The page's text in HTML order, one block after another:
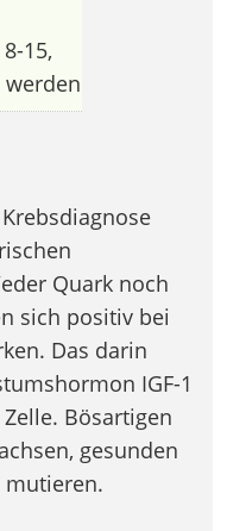
15,
werden
Quark noch
sich positiv bei
Das darin
IGF-1
Bösartigen
gesunden
mutieren.